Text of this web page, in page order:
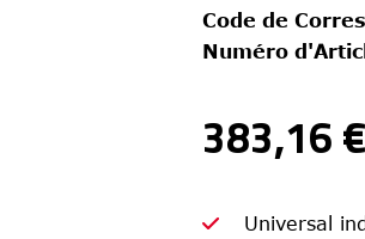
Code de
Numéro
383,16 €
Universal